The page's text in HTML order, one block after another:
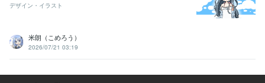
デザイン・イラスト
米朗（こめろう）
2026/07/21 03:19